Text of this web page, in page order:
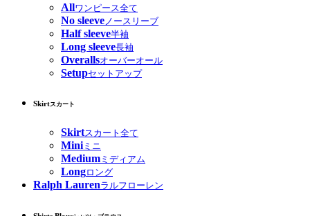
Allワンピース全て
No sleeve ノースリーブ
Half sleeve半袖
Long sleeve長袖
Overallsオーバーオール
Setupセットアップ
Skirtスカート
Skirtスカート全て
Miniミニ
Medium ミディアム
Longロング
Ralph Laurenラルフローレン